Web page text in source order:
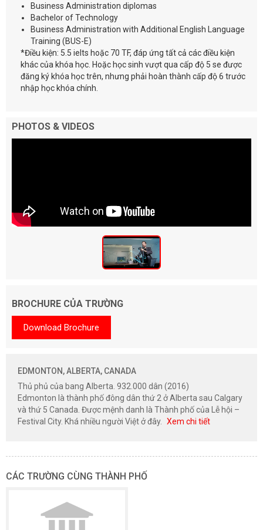
Business Administration diplomas
Bachelor of Technology
Business Administration with Additional English Language
Training (BUS-E)
*Điều kiện: 5.5 ielts hoặc 70 TF, đáp ứng tất cả các điều kiện
khác của khóa học. Hoặc học sinh vượt qua cấp độ 5 se được
đăng ký khóa học trên, nhưng phải hoàn thành cấp độ 6 trước
nhập học khóa chính.
PHOTOS & VIDEOS
BROCHURE CỦA TRƯỜNG
Download Brochure
EDMONTON, ALBERTA, CANADA
Thủ phủ của bang Alberta. 932.000 dân (2016)
Edmonton là thành phố đông dân thứ 2 ở Alberta sau Calgary
và thứ 5 Canada. Được mệnh danh là Thành phố của Lễ hội –
Festival City. Khá nhiều người Việt ở đây. Xem chi tiết
CÁC TRƯỜNG CÙNG THÀNH PHỐ